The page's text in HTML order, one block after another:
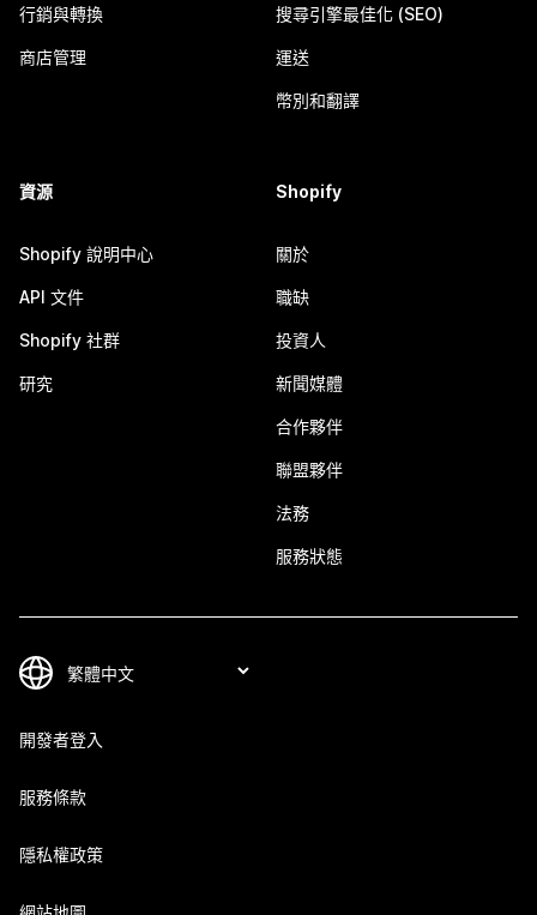
行銷與轉換
商店管理
搜尋引擎最佳化 (SEO)
運送
幣別和翻譯
資源
Shopify 說明中心
API 文件
Shopify 社群
研究
Shopify
關於
職缺
投資人
新聞媒體
合作夥伴
聯盟夥伴
法務
服務狀態
開發者登入
服務條款
隱私權政策